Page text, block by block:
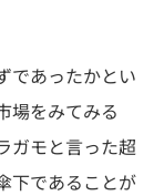
であったかとい
場をみてみる
ガモと言った超
下であることが